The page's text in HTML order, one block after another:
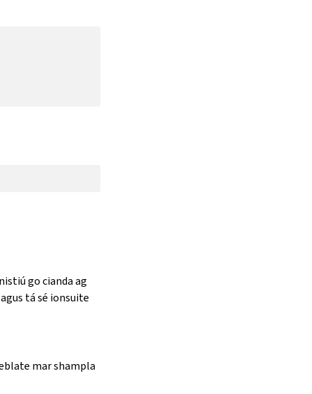
go cianda ag
agus tá sé ionsuite
mar shampla